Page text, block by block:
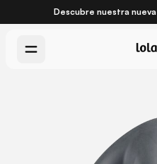
Descubre nuestra nueva